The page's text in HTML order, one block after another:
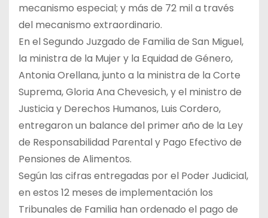
mecanismo especial; y más de 72 mil a través
del mecanismo extraordinario.
En el Segundo Juzgado de Familia de San Miguel,
la ministra de la Mujer y la Equidad de Género,
Antonia Orellana, junto a la ministra de la Corte
Suprema, Gloria Ana Chevesich, y el ministro de
Justicia y Derechos Humanos, Luis Cordero,
entregaron un balance del primer año de la Ley
de Responsabilidad Parental y Pago Efectivo de
Pensiones de Alimentos.
Según las cifras entregadas por el Poder Judicial,
en estos 12 meses de implementación los
Tribunales de Familia han ordenado el pago de